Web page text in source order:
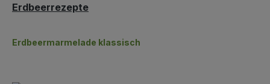
Erdbeerrezepte
Erdbeermarmelade klassisch